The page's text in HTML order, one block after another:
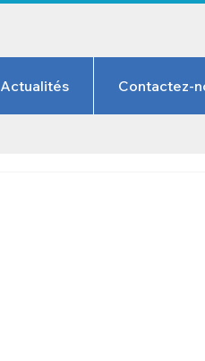
Actualités Contactez-